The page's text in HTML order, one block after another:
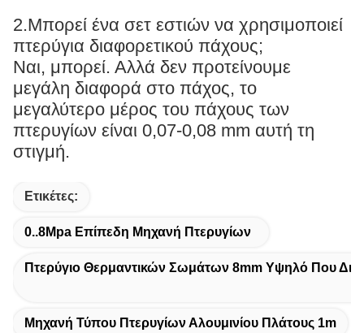
2.Μπορεί ένα σετ εστιών να χρησιμοποιεί
πτερύγια διαφορετικού πάχους;
Ναι, μπορεί. Αλλά δεν προτείνουμε
μεγάλη διαφορά στο πάχος, το
μεγαλύτερο μέρος του πάχους των
πτερυγίων είναι 0,07-0,08 mm αυτή τη
στιγμή.
Ετικέτες:
0..8Mpa Επίπεδη Μηχανή Πτερυγίων
Πτερύγιο Θερμαντικών Σωμάτων 8mm Υψηλό Που
Μηχανή Τύπου Πτερυγίων Αλουμινίου Πλάτους 1m